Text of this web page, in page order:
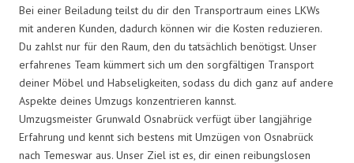
Bei einer Beiladung teilst du dir den Transportraum eines LKWs
mit anderen Kunden, dadurch können wir die Kosten reduzieren.
Du zahlst nur für den Raum, den du tatsächlich benötigst. Unser
erfahrenes Team kümmert sich um den sorgfältigen Transport
deiner Möbel und Habseligkeiten, sodass du dich ganz auf andere
Aspekte deines Umzugs konzentrieren kannst.
Umzugsmeister Grunwald Osnabrück verfügt über langjährige
Erfahrung und kennt sich bestens mit Umzügen von Osnabrück
nach Temeswar aus. Unser Ziel ist es, dir einen reibungslosen